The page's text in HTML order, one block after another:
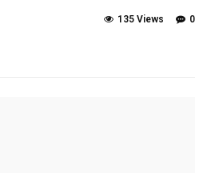
0
135 Views